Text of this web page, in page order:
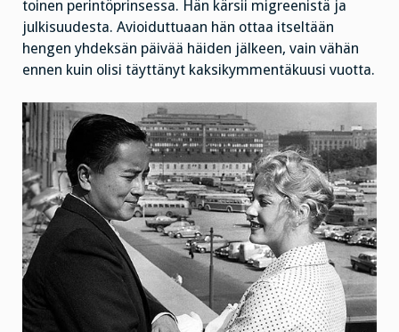
toinen perintöprinsessa. Hän kärsii migreenistä ja
julkisuudesta. Avioiduttuaan hän ottaa itseltään
hengen yhdeksän päivää häiden jälkeen, vain vähän
ennen kuin olisi täyttänyt kaksikymmentäkuusi vuotta.